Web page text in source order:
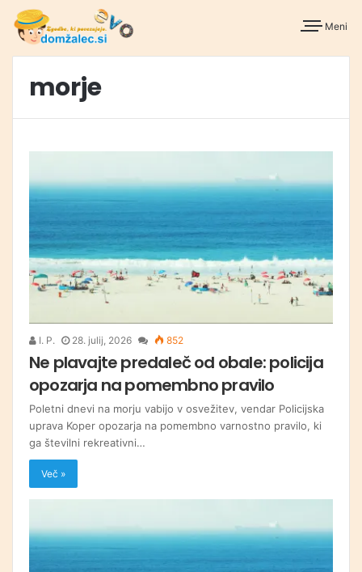
Meni
morje
I. P. 28. julij, 2026 852
Ne plavajte predaleč od obale: policija
opozarja na pomembno pravilo
Poletni dnevi na morju vabijo v osvežitev, vendar Policijska
uprava Koper opozarja na pomembno varnostno pravilo, ki
ga številni rekreativni…
Več »